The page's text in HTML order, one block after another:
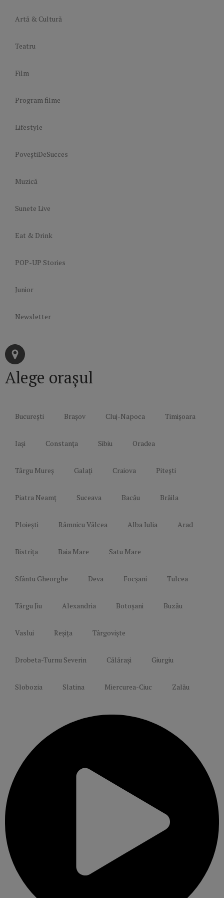
Artă & Cultură
Teatru
Film
Program filme
Lifestyle
PoveștiDeSucces
Muzică
Sunete Live
Eat & Drink
POP-UP Stories
Junior
Newsletter
Alege orașul
București Brașov Cluj-Napoca Timișoara
Iași Constanța Sibiu Oradea
Târgu Mureș Galați Craiova Pitești
Piatra Neamț Suceava Bacău Brăila
Ploiești Râmnicu Vâlcea Alba Iulia Arad
Bistrița Baia Mare Satu Mare
Sfântu Gheorghe Deva Focșani Tulcea
Târgu Jiu Alexandria Botoșani Buzău
Vaslui Reșița Târgoviște
Drobeta-Turnu Severin Călărași Giurgiu
Slobozia Slatina Miercurea-Ciuc Zalău